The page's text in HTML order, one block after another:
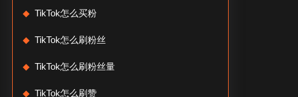
TikTok怎么买粉
TikTok怎么刷粉丝
TikTok怎么刷粉丝量
TikTok怎么刷赞